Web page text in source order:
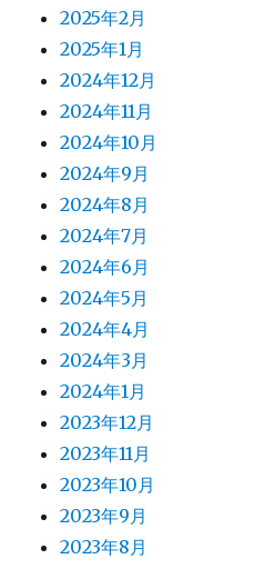
2025年2月
2025年1月
2024年12月
2024年11月
2024年10月
2024年9月
2024年8月
2024年7月
2024年6月
2024年5月
2024年4月
2024年3月
2024年1月
2023年12月
2023年11月
2023年10月
2023年9月
2023年8月